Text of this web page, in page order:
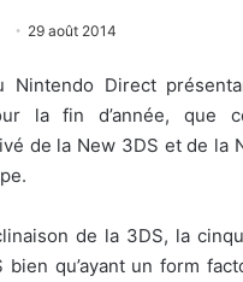
Follow29 août 2014
Nintendo Direct
la fin d’année, que
de la New 3DS et de la
de la 3DS, la
bien qu’ayant un form